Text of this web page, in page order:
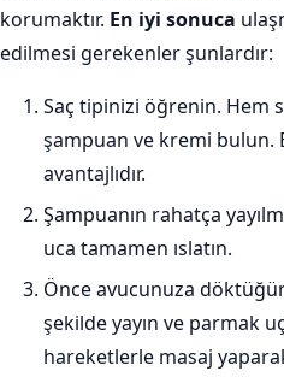
korumaktır. En iyi sonuca
edilmesi gerekenler şunlardır:
Saç tipinizi öğrenin. Hem
şampuan ve kremi bulun.
avantajlıdır.
Şampuanın rahatça
uca tamamen ıslatın.
Önce avucunuza
şekilde yayın ve parmak
hareketlerle masaj